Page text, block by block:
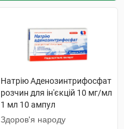
Натрію Аденозинтрифосфат
розчин для ін'єкцій 10 мг/мл
1 мл 10 ампул
Здоров'я народу